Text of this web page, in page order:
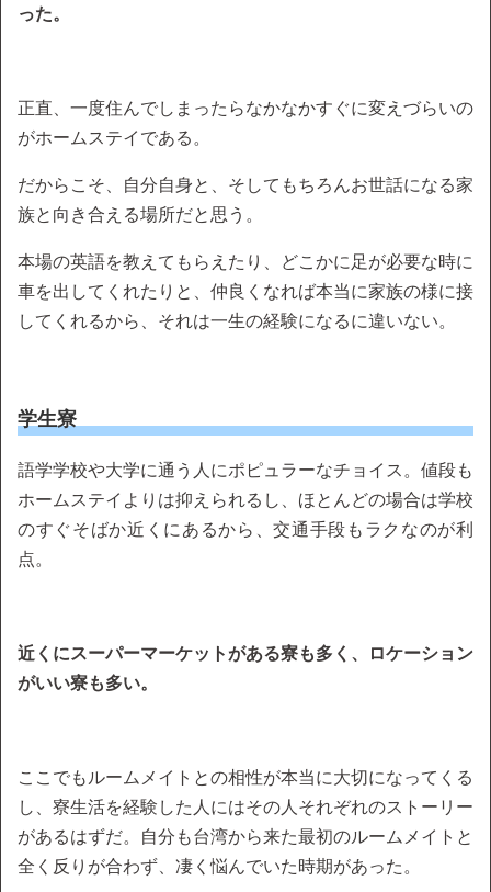
った。
正直、一度住んでしまったらなかなかすぐに変えづらいの
がホームステイである。
だからこそ、自分自身と、そしてもちろんお世話になる家
族と向き合える場所だと思う。
本場の英語を教えてもらえたり、どこかに足が必要な時に
車を出してくれたりと、仲良くなれば本当に家族の様に接
してくれるから、それは一生の経験になるに違いない。
学生寮
語学学校や大学に通う人にポピュラーなチョイス。値段も
ホームステイよりは抑えられるし、ほとんどの場合は学校
のすぐそばか近くにあるから、交通手段もラクなのが利
点。
近くにスーパーマーケットがある寮も多く、ロケーション
がいい寮も多い。
ここでもルームメイトとの相性が本当に大切になってくる
し、寮生活を経験した人にはその人それぞれのストーリー
があるはずだ。自分も台湾から来た最初のルームメイトと
全く反りが合わず、凄く悩んでいた時期があった。